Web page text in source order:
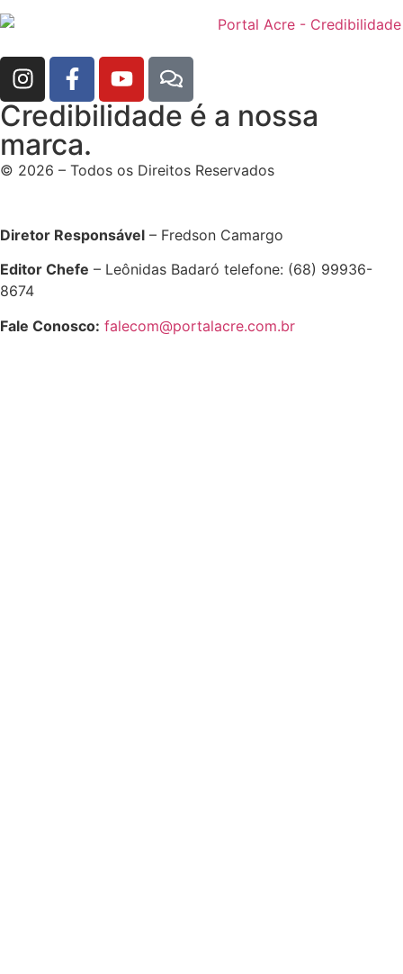
Credibilidade é a nossa
marca.
© 2026 – Todos os Direitos Reservados
Diretor Responsável – Fredson Camargo
Editor Chefe – Leônidas Badaró telefone: (68) 99936-
8674
Fale Conosco: falecom@portalacre.com.br